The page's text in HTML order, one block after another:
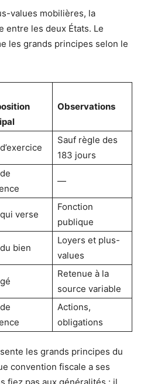
values mobilières, la
entre les deux États. Le
les grands principes selon le
Observations
Sauf règle des
183 jours
—
verse
Fonction
publique
bien
Loyers et plus-
values
Retenue à la
source variable
Actions,
obligations
les grands principes du
convention fiscale a ses